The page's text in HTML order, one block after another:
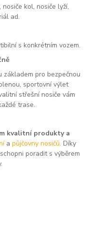
kol, nosiče lyží,
ad.
s konkrétním vozem.
základem pro bezpečnou
sportovní výlet
střešní nosiče vám
trase.
kvalitní produkty a
apůjčovny nosičů. Díky
poradit s výběrem